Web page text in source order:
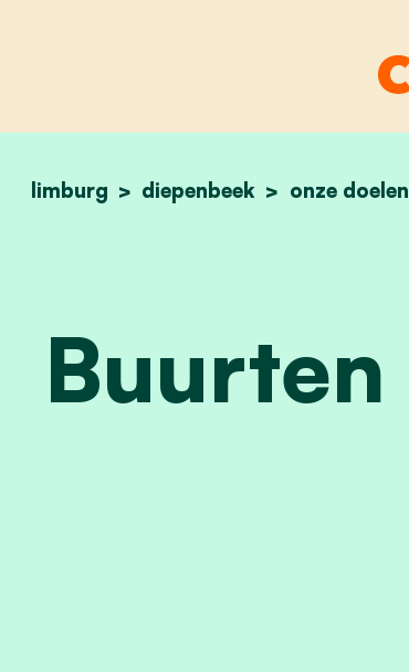
home
limburg diepenbeek onze doelen
buurten
Buurten